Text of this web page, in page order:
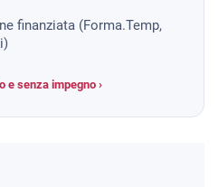
finanziata (Forma.Temp,
e senza impegno ›